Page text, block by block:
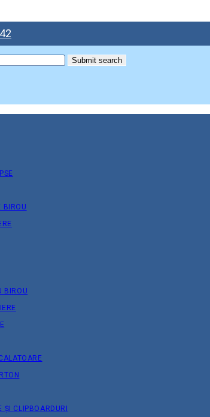
Submit search
BIROU
BIROU
ȘI CLIPBOARDURI